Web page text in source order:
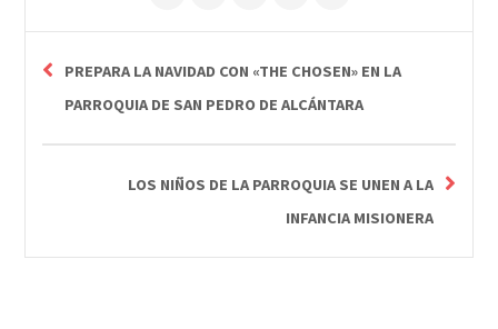
PREPARA LA NAVIDAD CON «THE CHOSEN» EN LA
PARROQUIA DE SAN PEDRO DE ALCÁNTARA
LOS NIÑOS DE LA PARROQUIA SE UNEN A LA
INFANCIA MISIONERA